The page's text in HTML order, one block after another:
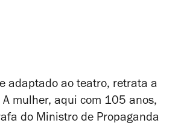
adaptado ao teatro, retrata a
mulher, aqui com 105 anos,
do Ministro de Propaganda